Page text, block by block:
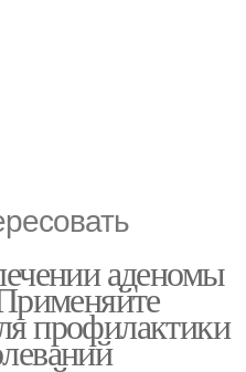
аденомы
профилактики